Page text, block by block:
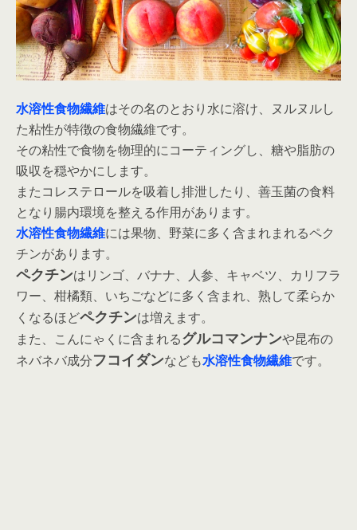
水溶性食物繊維はその名のとおり水に溶け、ヌルヌルし
た粘性が特徴の食物繊維です。
その粘性で食物を物理的にコーティングし、糖や脂肪の
吸収を穏やかにします。
またコレステロールを吸着し排泄したり、善玉菌の食料
となり腸内環境を整える作用があります。
水溶性食物繊維には果物、野菜に多く含まれまれるペク
チンがあります。
ペクチンはリンゴ、バナナ、人参、キャベツ、カリフラ
ワー、柑橘類、いちごなどに多く含まれ、熟して柔らか
くなるほどペクチンは増えます。
また、こんにゃくに含まれるグルコマンナンや昆布の
ネバネバ成分フコイダンなども水溶性食物繊維です。